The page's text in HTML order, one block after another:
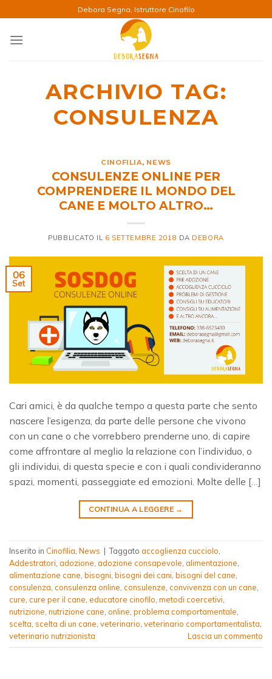
ai
contenuti
Debora Segna, Istruttore Cinofilo
ARCHIVIO TAG:
CONSULENZA
CINOFILIA, NEWS
CONSULENZE ONLINE PER
COMPRENDERE IL MONDO DEL
CANE E MOLTO ALTRO…
PUBBLICATO IL 6 SETTEMBRE 2018 DA DEBORA
06
Set
Cari amici, è da qualche tempo a questa parte che sento
nascere l’esigenza, da parte delle persone che vivono
con un cane o che vorrebbero prenderne uno, di capire
come affrontare al meglio la relazione con l’individuo, o
gli individui, di questa specie e con i quali condivideranno
spazi, momenti, passeggiate ed emozioni. Molte delle […]
CONTINUA A LEGGERE →
Inserito in Cinofilia, News | Taggato accoglienza cucciolo,
Addestratori, adozione, adozione consapevole, alimentazione,
alimentazione cane, bisogni, bisogni dei cani, bisogni del cane,
consulenza, consulenza online, consulenze, convivenza con un cane,
cure, cure per il cane, educatore cinofilo, metodi coercetivi,
nutrizione, nutrizione cane, online, problema comportamentale,
scelta, scelta di un cane, veterinario, veterinario comportamentalista,
veterinario nutrizionista
Lascia un commento